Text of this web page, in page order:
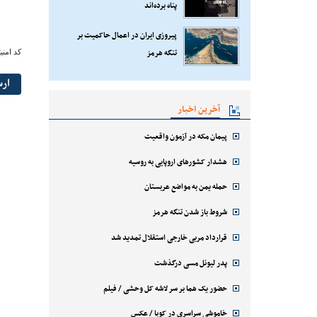
پناه برده‌اند
پیروزی ایران در اعمال حاکمیت بر
تنگه هرمز
آخرین اخبار
پیمان مکه در آزمون واقعیت
هشدار کشورهای اروپایی به روسیه
حمله یمن به مواضع عربستان
شروط باز شدن تنگه هرمز
قرارداد مربی خارجی استقلال تمدید شد
پدر لیونل مسی درگذشت
حضور یک هما بر سر لاشه‌ کل وحشی / فیلم
خاموشی سراسری در کوبا / عکس
کد